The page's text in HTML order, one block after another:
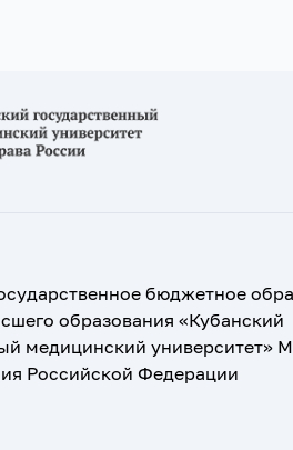
бюджетное
образования «Кубанский
медицинский университет»
Российской Федерации